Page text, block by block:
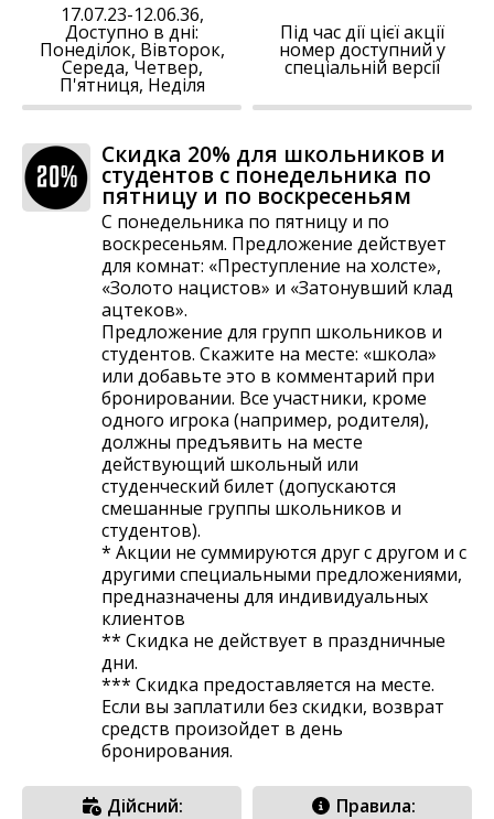
17.07.23-12.06.36,
Доступно в дні:
Понеділок, Вівторок,
Середа, Четвер,
П'ятниця, Неділя
Під час дії цієї акції
номер доступний у
спеціальній версії
Скидка 20% для школьников и
студентов с понедельника по
пятницу и по воскресеньям
С понедельника по пятницу и по
воскресеньям. Предложение действует
для комнат: «Преступление на холсте»,
«Золото нацистов» и «Затонувший клад
ацтеков».
Предложение для групп школьников и
студентов. Скажите на месте: «школа»
или добавьте это в комментарий при
бронировании. Все участники, кроме
одного игрока (например, родителя),
должны предъявить на месте
действующий школьный или
студенческий билет (допускаются
смешанные группы школьников и
студентов).
* Акции не суммируются друг с другом и с
другими специальными предложениями,
предназначены для индивидуальных
клиентов
** Скидка не действует в праздничные
дни.
*** Скидка предоставляется на месте.
Если вы заплатили без скидки, возврат
средств произойдет в день
бронирования.
Дійсний:
Правила: